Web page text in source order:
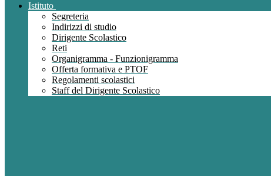
Istituto
Segreteria
Indirizzi di studio
Dirigente Scolastico
Reti
Organigramma - Funzionigramma
Offerta formativa e PTOF
Regolamenti scolastici
Staff del Dirigente Scolastico